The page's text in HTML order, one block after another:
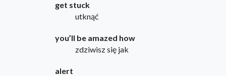
get stuck
utknąć
you’ll be amazed how
zdziwisz się jak
alert